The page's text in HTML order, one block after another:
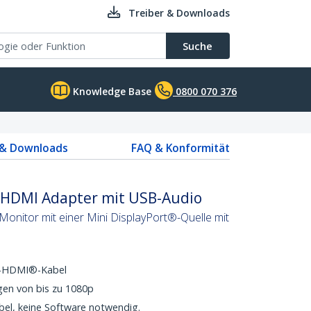
Treiber & Downloads
Suche
Knowledge Base 0800 070 376
Downloads
FAQ & Konformität
Adapter mit USB-Audio
mit einer Mini DisplayPort®-Quelle mit
HDMI®-Kabel
von bis zu 1080p
keine Software notwendig.